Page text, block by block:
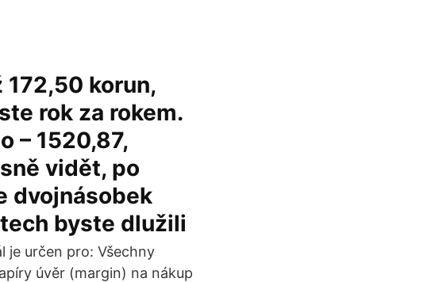
korun,
rok za rokem.
– 1520,87,
vidět, po
dvojnásobek
byste dlužili
je určen pro: Všechny
úvěr (margin) na nákup